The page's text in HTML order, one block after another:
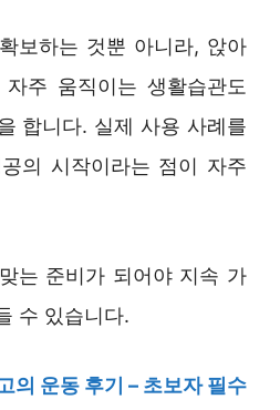
보하는 것뿐 아니라, 앉아
주 움직이는 생활습관도
합니다. 실제 사용 사례를
의 시작이라는 점이 자주
는 준비가 되어야 지속 가
수 있습니다.
의 운동 후기 – 초보자 필수